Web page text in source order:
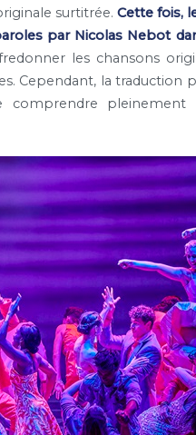
surtitrée.Cette fois,
par Nicolas Nebot
les chansons
Cependant, la traduction
pleinement